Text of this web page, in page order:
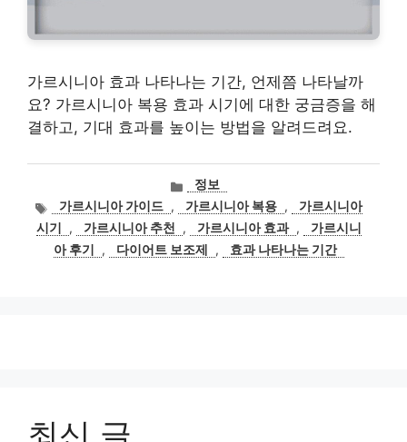
가르시니아 효과 나타나는 기간, 언제쯤 나타날까
요? 가르시니아 복용 효과 시기에 대한 궁금증을 해
결하고, 기대 효과를 높이는 방법을 알려드려요.
카
테
고
리
정보
태
그
가르시니아 가이드 , 가르시니아 복용 ,
가르시니아
시기
, 가르시니아 추천 , 가르시니아 효과 ,
가르시니
아 후기
, 다이어트 보조제 , 효과 나타나는 기간
최신 글